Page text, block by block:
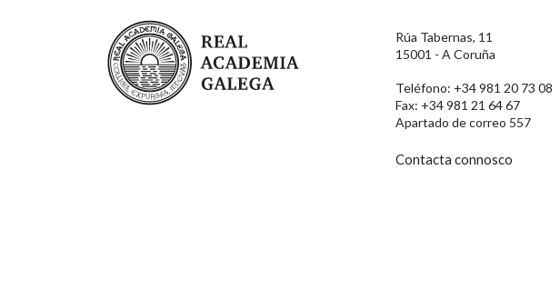
Comentario
Real Academia Galega
Rúa Tabernas, 11
15001 - A Coruña
Teléfono: +34 981 20 73 08
Fax: +34 981 21 64 67
Apartado de correo 557
Contacta connosco